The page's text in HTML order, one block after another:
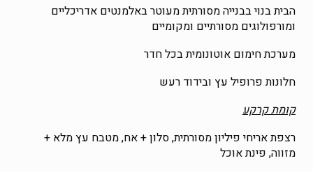
הבית בנוי בבנייה מסורתית מעוטר באלמנטים אדריכליים
ומורפולוגים מסורתיים ומקומיים
מערכת חימום אוטונומית בכל חדר
חלונות פרופיל עץ ובידוד רעש
קומת קרקע
רצפת אריחי פיליון מסורתית, סלון + אח, מטבח עץ מלא +
מזווה, פינת אוכל